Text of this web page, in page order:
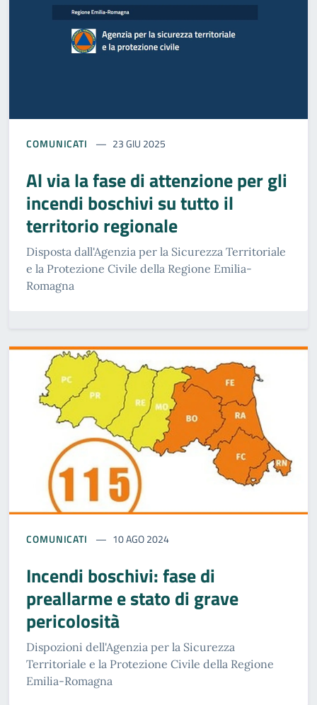
COMUNICATI 23 GIU 2025
Al via la fase di attenzione per gli
incendi boschivi su tutto il
territorio regionale
Disposta dall'Agenzia per la Sicurezza Territoriale
e la Protezione Civile della Regione Emilia-
Romagna
COMUNICATI 10 AGO 2024
Incendi boschivi: fase di
preallarme e stato di grave
pericolosità
Dispozioni dell'Agenzia per la Sicurezza
Territoriale e la Protezione Civile della Regione
Emilia-Romagna